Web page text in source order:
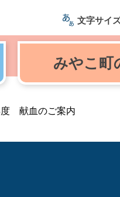
文字サイ
みやこ町
度 献血のご案内